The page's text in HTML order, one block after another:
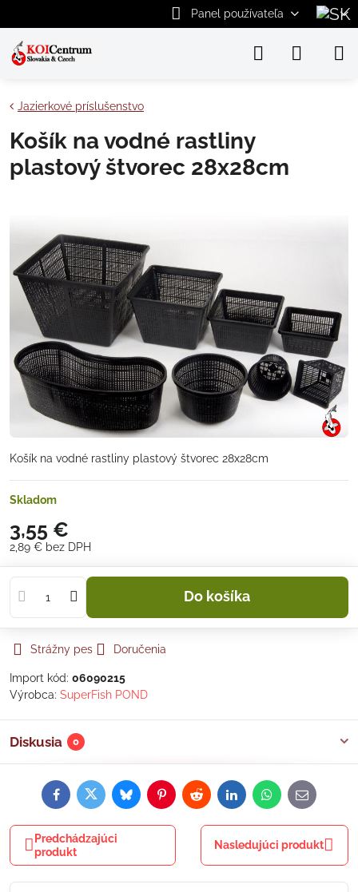
Panel používateľa
Jazierkové príslušenstvo
Košík na vodné rastliny
plastový štvorec 28x28cm
Košík na vodné rastliny plastový štvorec 28x28cm
Skladom
3,55 €
2,89 € bez DPH
Do košíka
Strážny pes Doručenia
Import kód: 06090215
Výrobca: SuperFish POND
Diskusia 0
FacebookTwitterBlueskyPinterestRedditLinkedInWhatsApp
E-
mail
Predchádzajúci
produkt
Nasledujúci produkt